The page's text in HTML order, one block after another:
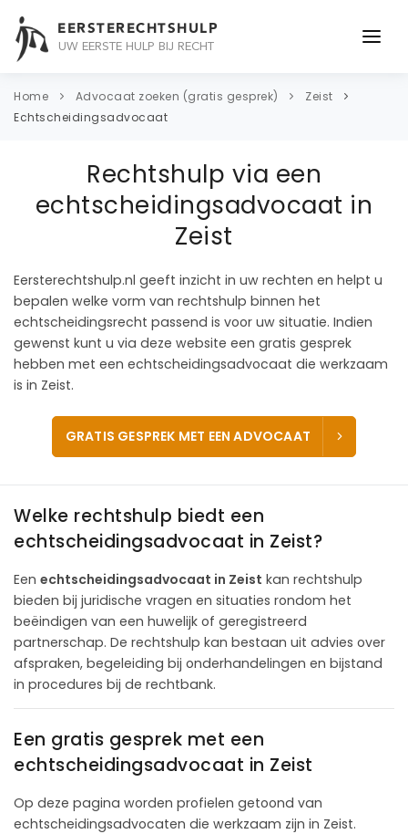
EERSTERECHTSHULP
UW EERSTE HULP BIJ RECHT
ONDERWERPEN
ADVOCAAT
OVER ONS
Home Advocaat zoeken (gratis gesprek)
Zeist
Echtscheidingsadvocaat
Rechtshulp via een
echtscheidingsadvocaat in
Zeist
Eersterechtshulp.nl geeft inzicht in uw rechten en helpt u
bepalen welke vorm van rechtshulp binnen het
echtscheidingsrecht passend is voor uw situatie. Indien
gewenst kunt u via deze website een gratis gesprek
hebben met een echtscheidingsadvocaat die werkzaam
is in Zeist.
GRATIS GESPREK MET EEN ADVOCAAT
Welke rechtshulp biedt een
echtscheidingsadvocaat in Zeist?
Een echtscheidingsadvocaat in Zeist kan rechtshulp
bieden bij juridische vragen en situaties rondom het
beëindigen van een huwelijk of geregistreerd
partnerschap. De rechtshulp kan bestaan uit advies over
afspraken, begeleiding bij onderhandelingen en bijstand
in procedures bij de rechtbank.
Een gratis gesprek met een
echtscheidingsadvocaat in Zeist
Op deze pagina worden profielen getoond van
echtscheidingsadvocaten die werkzaam zijn in Zeist.